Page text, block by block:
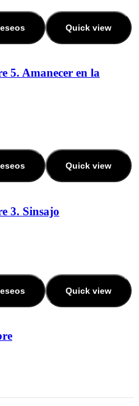
Quick view
5. Amanecer en la
Quick view
3. Sinsajo
Quick view